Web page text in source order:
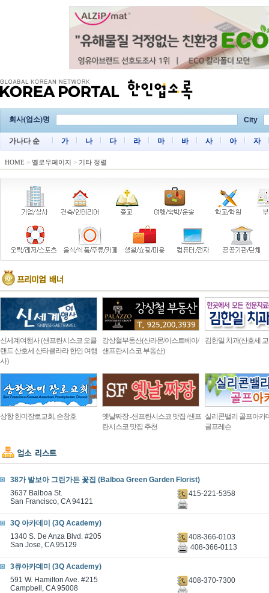
회사(업소)명 City
가나다 순 가 나 다 라 마 바 사 아 자
HOME > 옐로우페이지 > 기타 정렬
신세계여행사 (샌프란시스코 오클
랜드 산호세 산타클라라 한인 여행
사)
강상철부동산(산라몬/이스트베이/
샌프란시스코 부동산)
김한일 치과(산호세
상항 한미장로교회, 손창호
옛날짜장 -샌프란시스코 맛집 /샌프
란시스코 맛집 추천
실리콘밸리 골프아카
골프레슨
38가 발보아 그린가든 꽃집 (Balboa Green Garden Florist)
3637 Balboa St.
San Francisco, CA 94121
415-221-5358
3Q 아카데미 (3Q Academy)
1340 S. De Anza Blvd. #205
San Jose, CA 95129
408-366-0103
408-366-0113
3큐아카데미 (3Q Academy)
591 W. Hamilton Ave. #215
Campbell, CA 95008
408-370-7300